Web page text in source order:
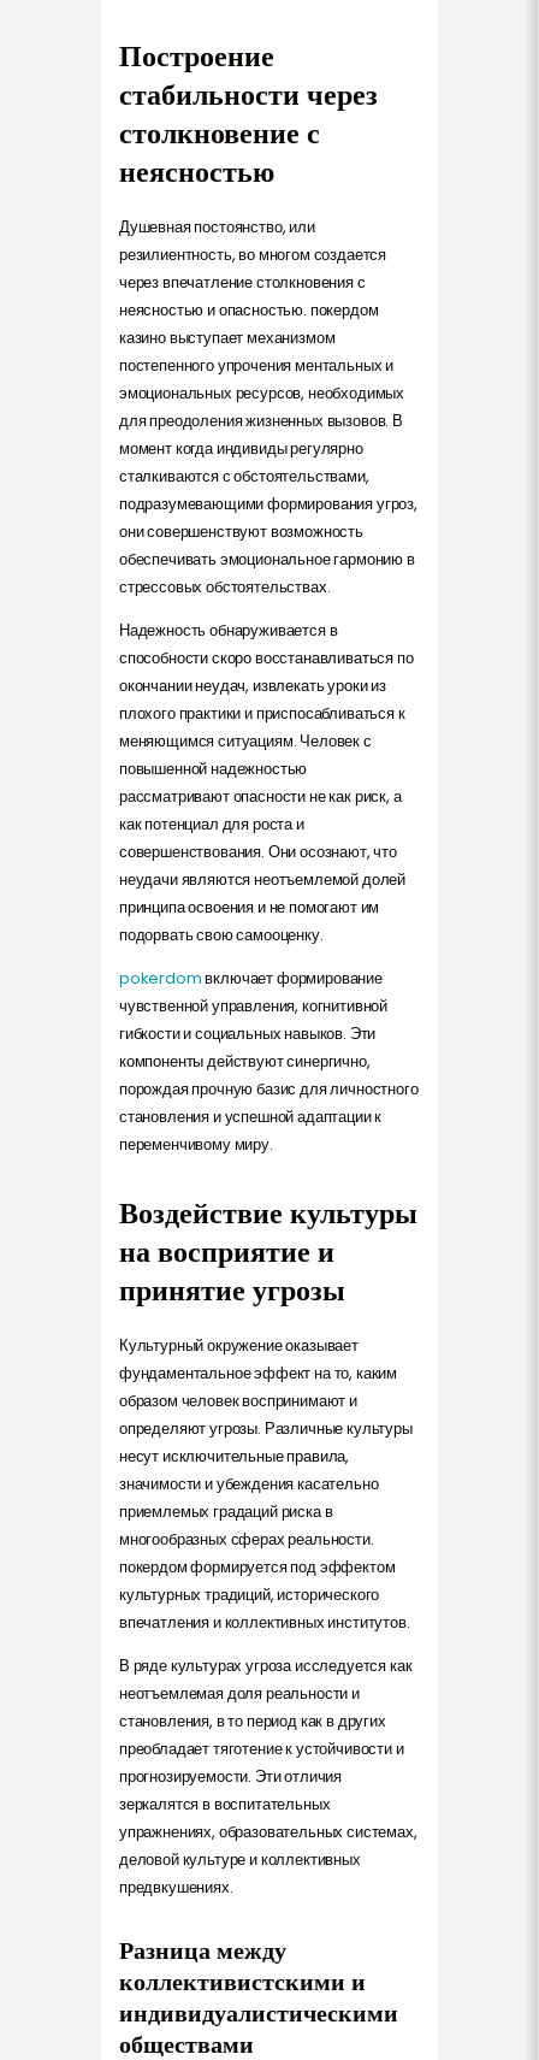
Построение
стабильности через
столкновение с
неясностью
Душевная постоянство, или
резилиентность, во многом создается
через впечатление столкновения с
неясностью и опасностью. покердом
казино выступает механизмом
постепенного упрочения ментальных и
эмоциональных ресурсов, необходимых
для преодоления жизненных вызовов. В
момент когда индивиды регулярно
сталкиваются с обстоятельствами,
подразумевающими формирования угроз,
они совершенствуют возможность
обеспечивать эмоциональное гармонию в
стрессовых обстоятельствах.
Надежность обнаруживается в
способности скоро восстанавливаться по
окончании неудач, извлекать уроки из
плохого практики и приспосабливаться к
меняющимся ситуациям. Человек с
повышенной надежностью
рассматривают опасности не как риск, а
как потенциал для роста и
совершенствования. Они осознают, что
неудачи являются неотъемлемой долей
принципа освоения и не помогают им
подорвать свою самооценку.
pokerdomвключает формирование
чувственной управления, когнитивной
гибкости и социальных навыков. Эти
компоненты действуют синергично,
порождая прочную базис для личностного
становления и успешной адаптации к
переменчивому миру.
Воздействие культуры
на восприятие и
принятие угрозы
Культурный окружение оказывает
фундаментальное эффект на то, каким
образом человек воспринимают и
определяют угрозы. Различные культуры
несут исключительные правила,
значимости и убеждения касательно
приемлемых градаций риска в
многообразных сферах реальности.
покердом формируется под эффектом
культурных традиций, исторического
впечатления и коллективных институтов.
В ряде культурах угроза исследуется как
неотъемлемая доля реальности и
становления, в то период как в других
преобладает тяготение к устойчивости и
прогнозируемости. Эти отличия
зеркалятся в воспитательных
упражнениях, образовательных системах,
деловой культуре и коллективных
предвкушениях.
Разница между
коллективистскими и
индивидуалистическими
обществами